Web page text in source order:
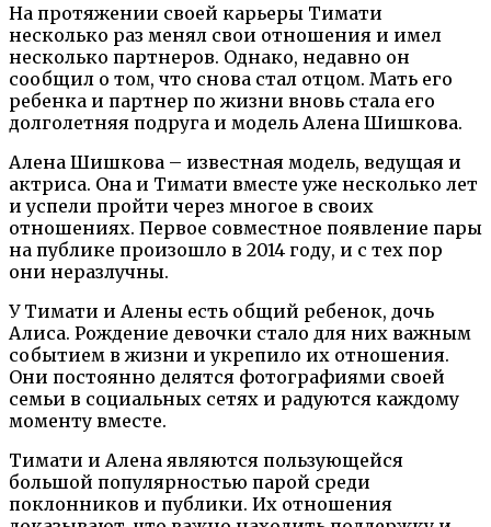
На протяжении своей карьеры Тимати
несколько раз менял свои отношения и имел
несколько партнеров. Однако, недавно он
сообщил о том, что снова стал отцом. Мать его
ребенка и партнер по жизни вновь стала его
долголетняя подруга и модель Алена Шишкова.
Алена Шишкова – известная модель, ведущая и
актриса. Она и Тимати вместе уже несколько лет
и успели пройти через многое в своих
отношениях. Первое совместное появление пары
на публике произошло в 2014 году, и с тех пор
они неразлучны.
У Тимати и Алены есть общий ребенок, дочь
Алиса. Рождение девочки стало для них важным
событием в жизни и укрепило их отношения.
Они постоянно делятся фотографиями своей
семьи в социальных сетях и радуются каждому
моменту вместе.
Тимати и Алена являются пользующейся
большой популярностью парой среди
поклонников и публики. Их отношения